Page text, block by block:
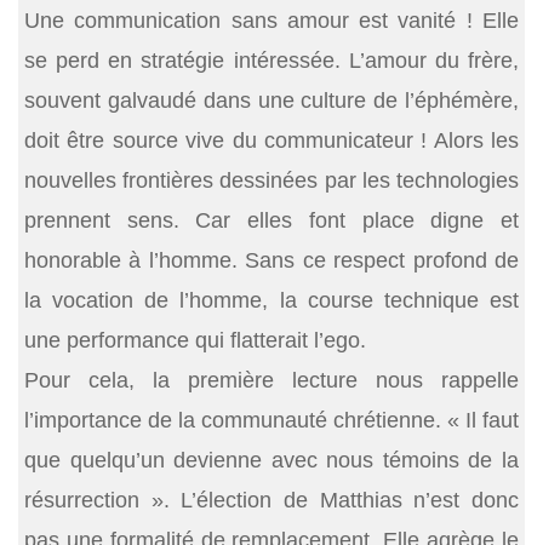
Une communication sans amour est vanité ! Elle
se perd en stratégie intéressée. L’amour du frère,
souvent galvaudé dans une culture de l’éphémère,
doit être source vive du communicateur ! Alors les
nouvelles frontières dessinées par les technologies
prennent sens. Car elles font place digne et
honorable à l’homme. Sans ce respect profond de
la vocation de l’homme, la course technique est
une performance qui flatterait l’ego.
Pour cela, la première lecture nous rappelle
l’importance de la communauté chrétienne. « Il faut
que quelqu’un devienne avec nous témoins de la
résurrection ». L’élection de Matthias n’est donc